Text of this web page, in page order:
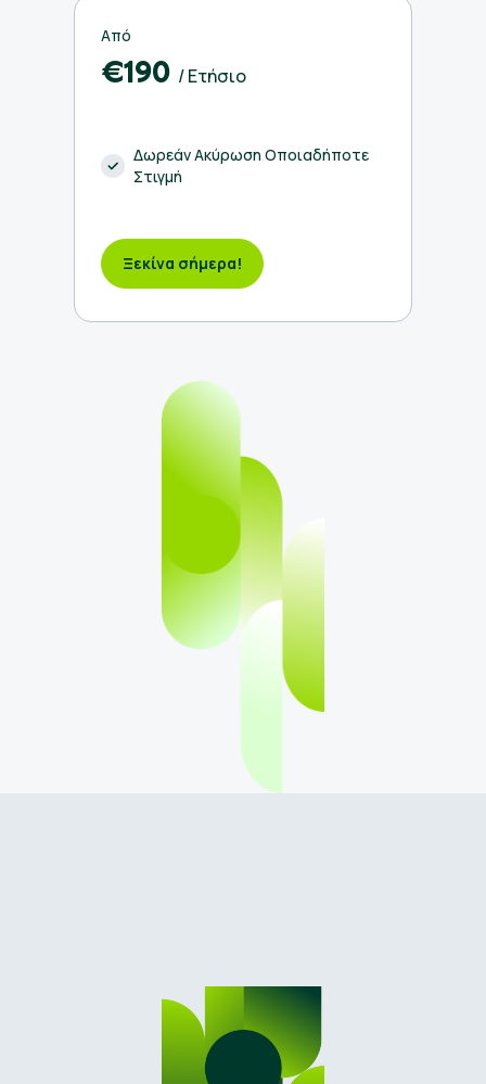
Από
€190 / Ετήσιο
Δωρεάν Ακύρωση Οποιαδήποτε
Στιγμή
Ξεκίνα σήμερα!